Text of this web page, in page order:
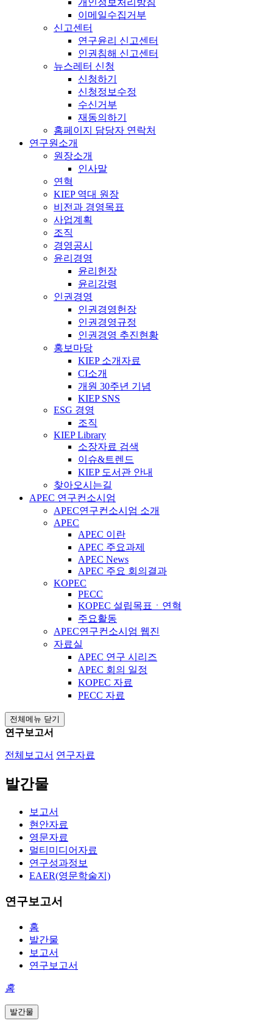
이메일수집거부
신고센터
연구윤리 신고센터
인권침해 신고센터
뉴스레터 신청
신청하기
신청정보수정
수신거부
재동의하기
홈페이지 담당자 연락처
연구원소개
원장소개
인사말
연혁
KIEP 역대 원장
비전과 경영목표
사업계획
조직
경영공시
윤리경영
윤리헌장
윤리강령
인권경영
인권경영헌장
인권경영규정
인권경영 추진현황
홍보마당
KIEP 소개자료
CI소개
개원 30주년 기념
KIEP SNS
ESG 경영
조직
KIEP Library
소장자료 검색
이슈&트렌드
KIEP 도서관 안내
찾아오시는길
APEC 연구컨소시엄
APEC연구컨소시엄 소개
APEC
APEC 이란
APEC 주요과제
APEC News
APEC 주요 회의결과
KOPEC
PECC
KOPEC 설립목표ㆍ연혁
주요활동
APEC연구컨소시엄 웹진
자료실
APEC 연구 시리즈
APEC 회의 일정
KOPEC 자료
PECC 자료
전체메뉴 닫기
연구보고서
전체보고서 연구자료
발간물
보고서
현안자료
영문자료
멀티미디어자료
연구성과정보
EAER(영문학술지)
연구보고서
홈
발간물
보고서
연구보고서
홈
발간물